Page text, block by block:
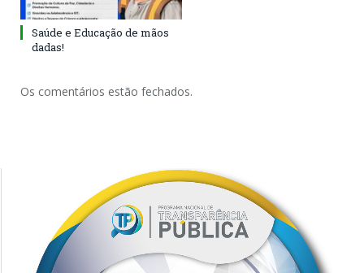
Saúde e Educação de mãos
dadas!
Os comentários estão fechados.